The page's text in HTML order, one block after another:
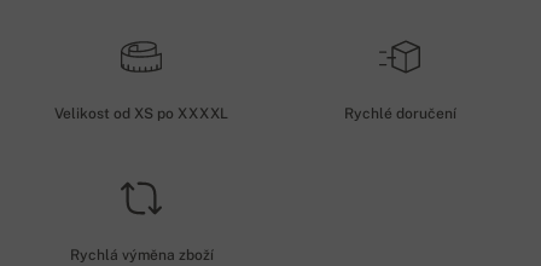
Velikost od XS po XXXXL Rychlé doručení
Rychlá výměna zboží